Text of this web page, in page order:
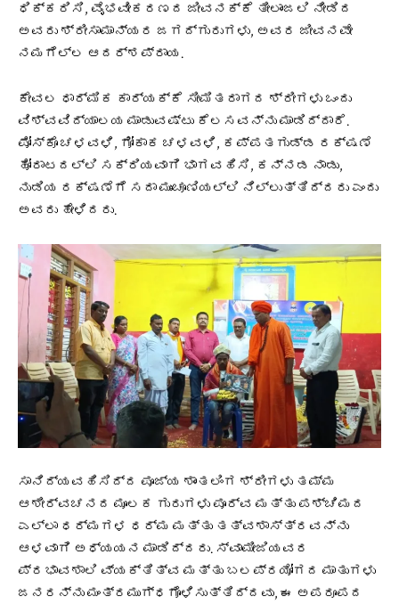
ಧಿಕ್ಕರಿಸಿ, ವೈಭವೀಕರಣದ ಜೀವನಕ್ಕೆ ತೀಲಾಂಜಲಿ ನೀಡಿದ
ಅವರು ಶ್ರೀಸಾಮಾನ್ಯರ ಜಗದ್ಗುರುಗಳು, ಅವರ ಜೀವನವೇ
ನಮಗೆಲ್ಲ ಆದರ್ಶಪ್ರಾಯ.
ಕೇವಲ ಧಾರ್ಮಿಕ ಕಾರ್ಯಕ್ಕೆ ಸೀಮಿತರಾಗದ ಶ್ರೀಗಳು ಒಂದು
ವಿಶ್ವವಿದ್ಯಾಲಯ ಮಾಡುವಷ್ಟು ಕೆಲಸವನ್ನು ಮಾಡಿದ್ದಾರೆ.
ಪೋಸ್ಕೊ ಚಳವಳಿ, ಗೋಕಾಕ ಚಳವಳಿ, ಕಪ್ಪತಗುಡ್ಡ ರಕ್ಷಣೆ
ಹೋರಾಟದಲ್ಲಿ ಸಕ್ರಿಯವಾಗಿ ಭಾಗವಹಿಸಿ, ಕನ್ನಡ ನಾಡು,
ನುಡಿಯ ರಕ್ಷಣೆಗೆ ಸದಾ ಮುಂಚೂಣಿಯಲ್ಲಿ ನಿಲ್ಲುತ್ತಿದ್ದರು ಎಂದು
ಅವರು ಹೇಳಿದರು.
ಸಾನಿದ್ಯವಹಿಸಿದ್ದ ಪೂಜ್ಯ ಶಾಂತಲಿಂಗ ಶ್ರೀಗಳು ತಮ್ಮ
ಆಶೀರ್ವಚನದ ಮೂಲಕ ಗುರುಗಳು ಪೂರ್ವ ಮತ್ತು ಪಶ್ಚಿಮದ
ಎಲ್ಲಾ ಧರ್ಮಗಳ ಧರ್ಮ ಮತ್ತು ತತ್ವಶಾಸ್ತ್ರವನ್ನು
ಆಳವಾಗಿ ಅಧ್ಯಯನ ಮಾಡಿದ್ದರು. ಸ್ವಾಮೀಜಿಯವರ
ಪ್ರಭಾವಶಾಲಿ ವ್ಯಕ್ತಿತ್ವ ಮತ್ತು ಬಲಪ್ರಯೋಗದ ಮಾತುಗಳು
ಜನರನ್ನು ಮಂತ್ರಮುಗ್ಧಗೊಳಿಸುತ್ತಿದ್ದವು, ಈ ಅಪರೂಪದ